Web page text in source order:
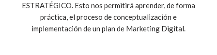
ESTRATÉGICO. Esto nos permitirá aprender, de forma
práctica, el proceso de conceptualización e
implementación de un plan de Marketing Digital.